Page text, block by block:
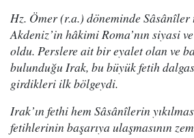
Hz. Ömer (r.a.) döneminde Sâsânîler
Akdeniz’in hâkimi Roma’nın siyasi
oldu. Perslere ait bir eyalet olan ve
bulunduğu Irak, bu büyük fetih
girdikleri ilk bölgeydi.
Irak’ın fethi hem Sâsânîlerin
fetihlerinin başarıya ulaşmasının